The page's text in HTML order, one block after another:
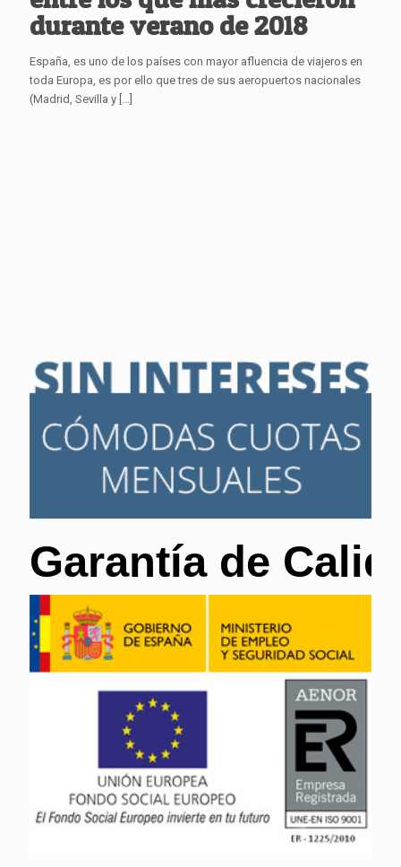
durante verano de 2018
España, es uno de los países con mayor afluencia de viajeros en
toda Europa, es por ello que tres de sus aeropuertos nacionales
(Madrid, Sevilla y […]
Garantía de